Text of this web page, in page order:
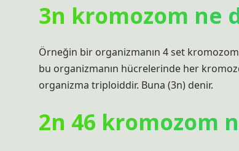
3n kromozom ne
Örneğin bir organizmanın 4 set
bu organizmanın hücrelerinde her
organizma triploiddir. Buna (3n) denir.
2n 46 kromozom